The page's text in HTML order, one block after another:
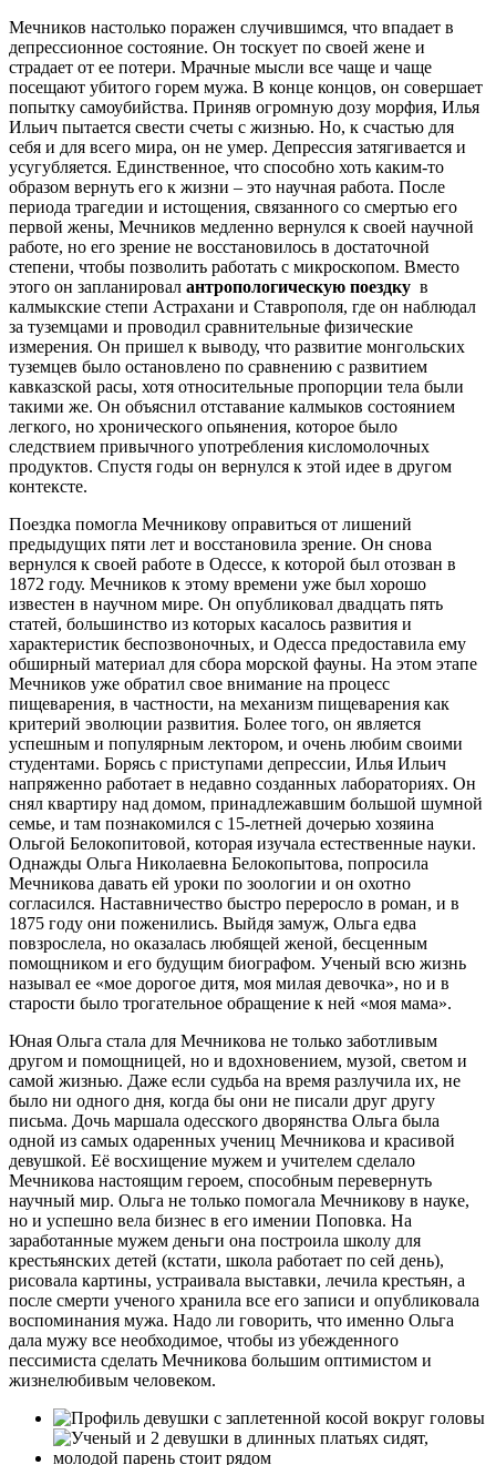
Мечников настолько поражен случившимся, что впадает в
депрессионное состояние. Он тоскует по своей жене и
страдает от ее потери. Мрачные мысли все чаще и чаще
посещают убитого горем мужа. В конце концов, он совершает
попытку самоубийства. Приняв огромную дозу морфия, Илья
Ильич пытается свести счеты с жизнью. Но, к счастью для
себя и для всего мира, он не умер. Депрессия затягивается и
усугубляется. Единственное, что способно хоть каким-то
образом вернуть его к жизни – это научная работа. После
периода трагедии и истощения, связанного со смертью его
первой жены, Мечников медленно вернулся к своей научной
работе, но его зрение не восстановилось в достаточной
степени, чтобы позволить работать с микроскопом. Вместо
этого он запланировал антропологическую поездку в
калмыкские степи Астрахани и Ставрополя, где он наблюдал
за туземцами и проводил сравнительные физические
измерения. Он пришел к выводу, что развитие монгольских
туземцев было остановлено по сравнению с развитием
кавказской расы, хотя относительные пропорции тела были
такими же. Он объяснил отставание калмыков состоянием
легкого, но хронического опьянения, которое было
следствием привычного употребления кисломолочных
продуктов. Спустя годы он вернулся к этой идее в другом
контексте.
Поездка помогла Мечникову оправиться от лишений
предыдущих пяти лет и восстановила зрение. Он снова
вернулся к своей работе в Одессе, к которой был отозван в
1872 году. Мечников к этому времени уже был хорошо
известен в научном мире. Он опубликовал двадцать пять
статей, большинство из которых касалось развития и
характеристик беспозвоночных, и Одесса предоставила ему
обширный материал для сбора морской фауны. На этом этапе
Мечников уже обратил свое внимание на процесс
пищеварения, в частности, на механизм пищеварения как
критерий эволюции развития. Более того, он является
успешным и популярным лектором, и очень любим своими
студентами. Борясь с приступами депрессии, Илья Ильич
напряженно работает в недавно созданных лабораториях. Он
снял квартиру над домом, принадлежавшим большой шумной
семье, и там познакомился с 15-летней дочерью хозяина
Ольгой Белокопитовой, которая изучала естественные науки.
Однажды Ольга Николаевна Белокопытова, попросила
Мечникова давать ей уроки по зоологии и он охотно
согласился. Наставничество быстро переросло в роман, и в
1875 году они поженились. Выйдя замуж, Ольга едва
повзрослела, но оказалась любящей женой, бесценным
помощником и его будущим биографом. Ученый всю жизнь
называл ее «мое дорогое дитя, моя милая девочка», но и в
старости было трогательное обращение к ней «моя мама».
Юная Ольга стала для Мечникова не только заботливым
другом и помощницей, но и вдохновением, музой, светом и
самой жизнью. Даже если судьба на время разлучила их, не
было ни одного дня, когда бы они не писали друг другу
письма. Дочь маршала одесского дворянства Ольга была
одной из самых одаренных учениц Мечникова и красивой
девушкой. Её восхищение мужем и учителем сделало
Мечникова настоящим героем, способным перевернуть
научный мир. Ольга не только помогала Мечникову в науке,
но и успешно вела бизнес в его имении Поповка. На
заработанные мужем деньги она построила школу для
крестьянских детей (кстати, школа работает по сей день),
рисовала картины, устраивала выставки, лечила крестьян, а
после смерти ученого хранила все его записи и опубликовала
воспоминания мужа. Надо ли говорить, что именно Ольга
дала мужу все необходимое, чтобы из убежденного
пессимиста сделать Мечникова большим оптимистом и
жизнелюбивым человеком.